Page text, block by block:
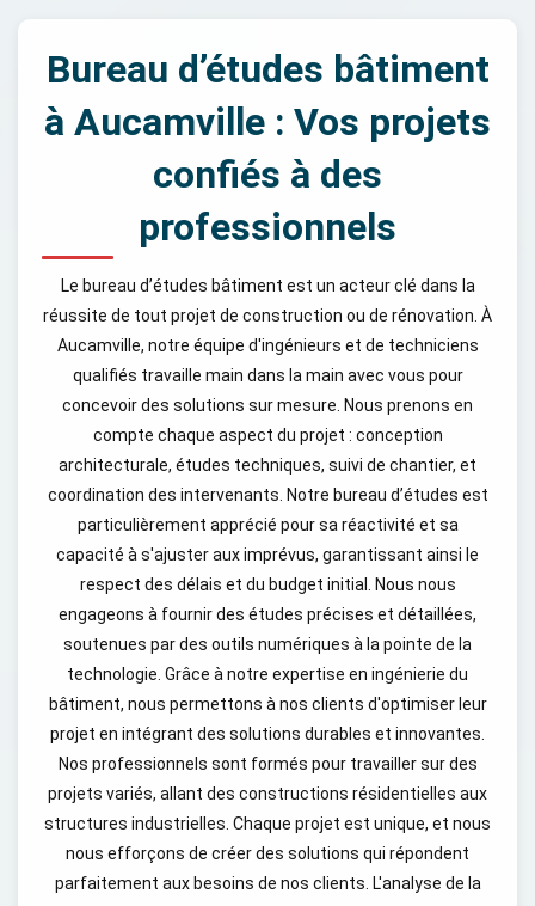
Bureau d’études bâtiment
à Aucamville : Vos projets
confiés à des
professionnels
Le bureau d’études bâtiment est un acteur clé dans la
réussite de tout projet de construction ou de rénovation. À
Aucamville, notre équipe d'ingénieurs et de techniciens
qualifiés travaille main dans la main avec vous pour
concevoir des solutions sur mesure. Nous prenons en
compte chaque aspect du projet : conception
architecturale, études techniques, suivi de chantier, et
coordination des intervenants. Notre bureau d’études est
particulièrement apprécié pour sa réactivité et sa
capacité à s'ajuster aux imprévus, garantissant ainsi le
respect des délais et du budget initial. Nous nous
engageons à fournir des études précises et détaillées,
soutenues par des outils numériques à la pointe de la
technologie. Grâce à notre expertise en ingénierie du
bâtiment, nous permettons à nos clients d'optimiser leur
projet en intégrant des solutions durables et innovantes.
Nos professionnels sont formés pour travailler sur des
projets variés, allant des constructions résidentielles aux
structures industrielles. Chaque projet est unique, et nous
nous efforçons de créer des solutions qui répondent
parfaitement aux besoins de nos clients. L'analyse de la